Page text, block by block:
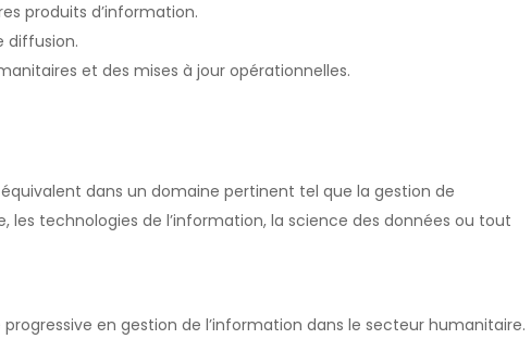
produits d’information.
diffusion.
et des mises à jour opérationnelles.
dans un domaine pertinent tel que la gestion de
les technologies de l’information, la science des données ou tout
en gestion de l’information dans le secteur humanitaire.